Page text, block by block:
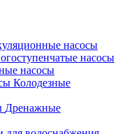
насосы
насосы
насосы
Колодезные
Дренажные